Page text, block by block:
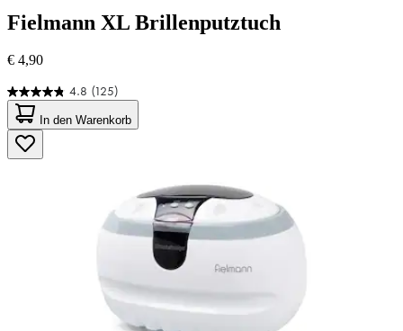
Fielmann XL Brillenputztuch
€ 4,90
4.8 (125)
4.8
von
5
Sternen.
125
In den Warenkorb